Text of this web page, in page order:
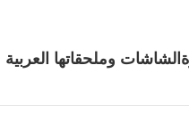
الشاشات وملحقاتها العربية